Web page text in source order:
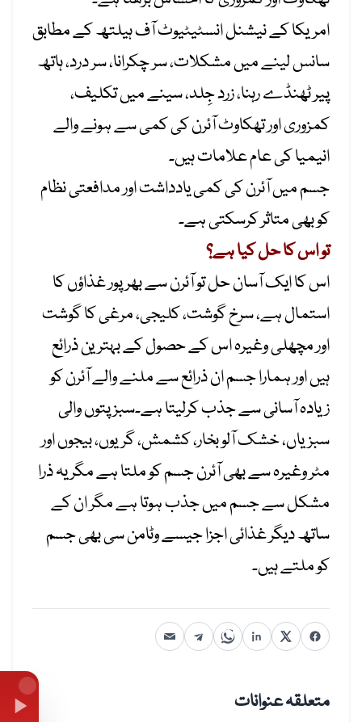
امریکا کے نیشنل انسٹیٹیوٹ آف ہیلتھ کے مطابق
سانس لینے میں مشکلات، سر چکرانا، سر درد، ہاتھ
پیر ٹھنڈے رہنا، زرد جِلد، سینے میں تکلیف،
کمزوری اور تھکاوٹ آئرن کی کمی سے ہونے والے
انیمیا کی عام علامات ہیں۔
جسم میں آئرن کی کمی یادداشت اور مدافعتی نظام
کو بھی متاثر کرسکتی ہے۔
تو اس کا حل کیا ہے؟
اس کا ایک آسان حل تو آئرن سے بھرپور غذاؤں کا
استمال ہے، سرخ گوشت، کلیجی، مرغی کا گوشت
اور مچھلی وغیرہ اس کے حصول کے بہترین ذرائع
ہیں اور ہمارا جسم ان ذرائع سے ملنے والے آئرن کو
زیادہ آسانی سے جذب کرلیتا ہے۔سبز پتوں والی
سبزیاں، خشک آلو بخار، کشمش، گریوں، بیجوں اور
مٹر وغیرہ سے بھی آئرن جسم کو ملتا ہے مگر یہ ذرا
مشکل سے جسم میں جذب ہوتا ہے مگر ان کے
ساتھ دیگر غذائی اجزا جیسے وٹامن سی بھی جسم
کو ملتے ہیں۔
متعلقہ عنوانات